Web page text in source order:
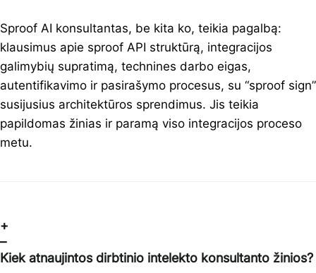
Sproof AI konsultantas, be kita ko, teikia pagalbą:
klausimus apie sproof API struktūrą, integracijos
galimybių supratimą, technines darbo eigas,
autentifikavimo ir pasirašymo procesus, su “sproof sign”
susijusius architektūros sprendimus. Jis teikia
papildomas žinias ir paramą viso integracijos proceso
metu.
+
–
Kiek atnaujintos dirbtinio intelekto konsultanto žinios?